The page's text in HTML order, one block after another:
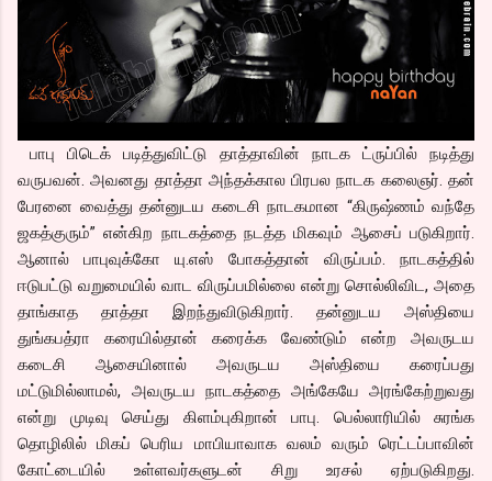
பாபு பிடெக் படித்துவிட்டு தாத்தாவின் நாடக ட்ருப்பில் நடித்து
வருபவன். அவனது தாத்தா அந்தக்கால பிரபல நாடக கலைஞர். தன்
பேரனை வைத்து தன்னுடய கடைசி நாடகமான “கிருஷ்ணம் வந்தே
ஜகத்குரும்” என்கிற நாடகத்தை நடத்த மிகவும் ஆசைப் படுகிறார்.
ஆனால் பாபுவுக்கோ யு.எஸ் போகத்தான் விருப்பம். நாடகத்தில்
ஈடுபட்டு வறுமையில் வாட விருப்பமில்லை என்று சொல்லிவிட, அதை
தாங்காத தாத்தா இறந்துவிடுகிறார். தன்னுடய அஸ்தியை
துங்கபத்ரா கரையில்தான் கரைக்க வேண்டும் என்ற அவருடய
கடைசி ஆசையினால் அவருடய அஸ்தியை கரைப்பது
மட்டுமில்லாமல், அவருடய நாடகத்தை அங்கேயே அரங்கேற்றுவது
என்று முடிவு செய்து கிளம்புகிறான் பாபு. பெல்லாரியில் சுரங்க
தொழிலில் மிகப் பெரிய மாபியாவாக வலம் வரும் ரெட்டப்பாவின்
கோட்டையில் உள்ளவர்களுடன் சிறு உரசல் ஏற்படுகிறது.